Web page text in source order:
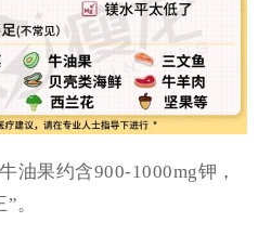
油果约含900-1000mg钾，
。